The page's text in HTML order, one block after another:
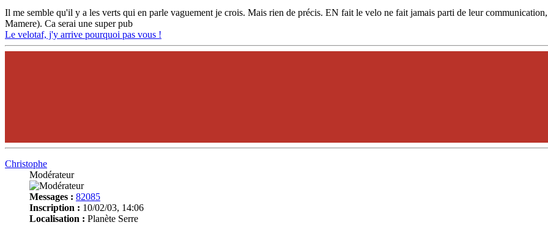
Il me semble qu'il y a les verts qui en parle vaguement je crois. Mais rien de précis. EN fait le velo ne fait jamais parti de leur
Mamere). Ca serai une super pub
Le velotaf, j'y arrive pourquoi pas vous !
Christophe
Modérateur
Messages : 82085
Inscription : 10/02/03, 14:06
Localisation : Planète Serre